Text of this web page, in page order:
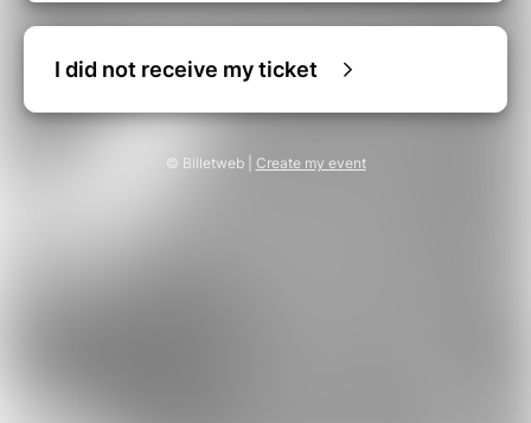
I did not receive my ticket
© Billetweb | Create my event